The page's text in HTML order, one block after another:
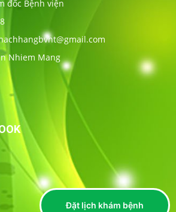
đốc Bệnh viện
Đặt lịch khám bệnh